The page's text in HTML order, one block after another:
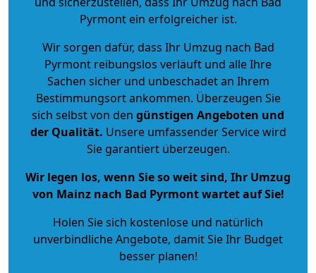
Pyrmont ein erfolgreicher ist.
Wir sorgen dafür, dass Ihr Umzug nach Bad
Pyrmont reibungslos verläuft und alle Ihre
Sachen sicher und unbeschadet an Ihrem
Bestimmungsort ankommen. Überzeugen Sie
sich selbst von den günstigen Angeboten und
der Qualität. Unsere umfassender Service wird
Sie garantiert überzeugen.
Wir legen los, wenn Sie so weit sind, Ihr Umzug
von Mainz nach Bad Pyrmont wartet auf Sie!
Holen Sie sich kostenlose und natürlich
unverbindliche Angebote, damit Sie Ihr Budget
besser planen!